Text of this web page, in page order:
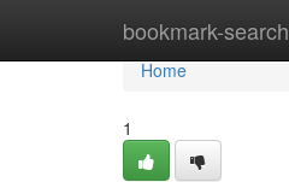
bookmark-search
Home
Home
1